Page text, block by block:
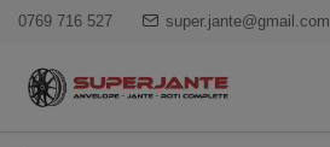
0769 716 527 super.jante@gmail.com